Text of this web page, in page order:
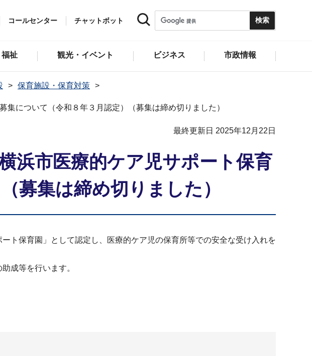
コールセンター チャットボット
祉 観光・イベント ビジネス 市政情報
保育施設・保育対策
について（令和８年３月認定）（募集は締め切りました）
最終更新日 2025年12月22日
浜市医療的ケア児サポート保育
募集は締め切りました）
ト保育園」として認定し、医療的ケア児の保育所等での安全な受け入れを
成等を行います。